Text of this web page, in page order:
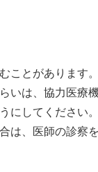
ことがあります
いは、協力医療
してください
は、医師の診察